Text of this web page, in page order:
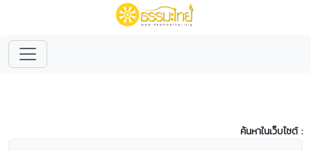
ค้นหาในเว็บไซต์ :